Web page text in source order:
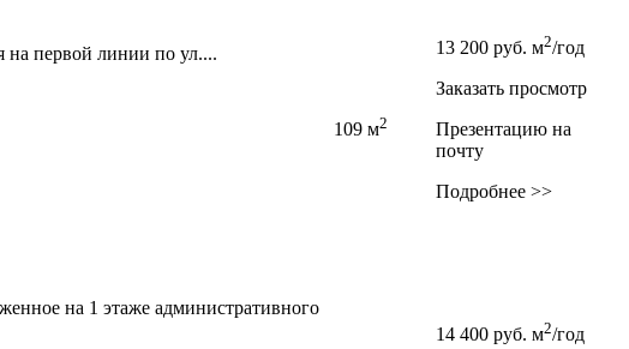
на первой линии по ул....
109 м2
13 200 руб. м2/год
Заказать просмотр
Презентацию на
почту
Подробнее >>
на 1 этаже административного
14 400 руб. м2/год